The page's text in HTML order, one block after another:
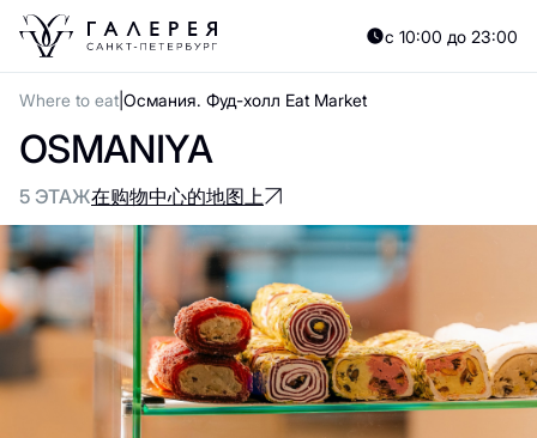
с 10:00 до 23:00
Where to eat Османия. Фуд-холл Eat Market
OSMANIYA
5 ЭТАЖ在购物中心的地图上